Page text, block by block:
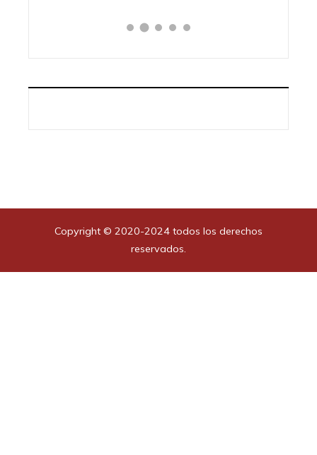
Copyright © 2020-2024 todos los derechos
reservados.